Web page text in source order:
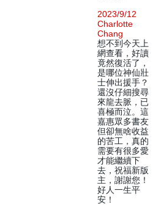
2023/9/12
Charlotte
Chang
想不到今天上
網查看，好讀
竟然復活了，
是哪位神仙壯
士伸出援手？
還沒仔細搜尋
來龍去脈，已
喜極而泣。這
嘉惠眾多書友
但卻無啥收益
的苦工，真的
需要有很多愛
才能繼續下
去，祝福新版
主，謝謝您！
好人一生平
安！